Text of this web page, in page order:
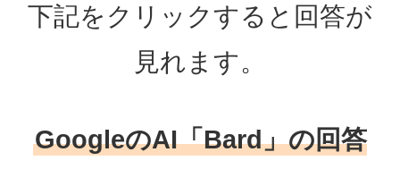
下記をクリックすると回答が
見れます。
GoogleのAI「Bard」の回答